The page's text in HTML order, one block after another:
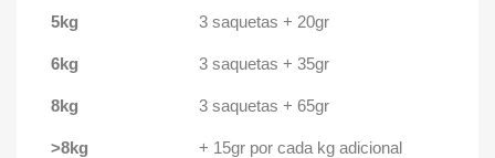
5kg 3 saquetas + 20gr
6kg 3 saquetas + 35gr
8kg 3 saquetas + 65gr
>8kg + 15gr por cada kg adicional